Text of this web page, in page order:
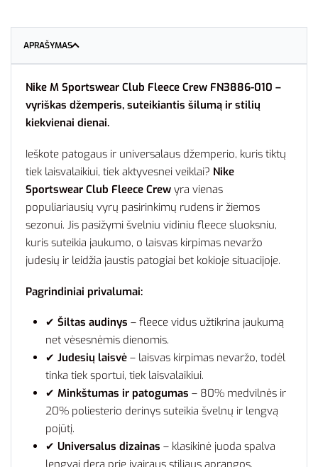
APRAŠYMAS
Nike M Sportswear Club Fleece Crew FN3886-010 –
vyriškas džemperis, suteikiantis šilumą ir stilių
kiekvienai dienai.
Ieškote patogaus ir universalaus džemperio, kuris tiktų
tiek laisvalaikiui, tiek aktyvesnei veiklai? Nike
Sportswear Club Fleece Crew yra vienas
populiariausių vyrų pasirinkimų rudens ir žiemos
sezonui. Jis pasižymi švelniu vidiniu fleece sluoksniu,
kuris suteikia jaukumo, o laisvas kirpimas nevaržo
judesių ir leidžia jaustis patogiai bet kokioje situacijoje.
Pagrindiniai privalumai:
✔Šiltas audinys – fleece vidus užtikrina jaukumą
net vėsesnėmis dienomis.
✔Judesių laisvė – laisvas kirpimas nevaržo, todėl
tinka tiek sportui, tiek laisvalaikiui.
✔Minkštumas ir patogumas – 80% medvilnės ir
20% poliesterio derinys suteikia švelnų ir lengvą
pojūtį.
✔Universalus dizainas – klasikinė juoda spalva